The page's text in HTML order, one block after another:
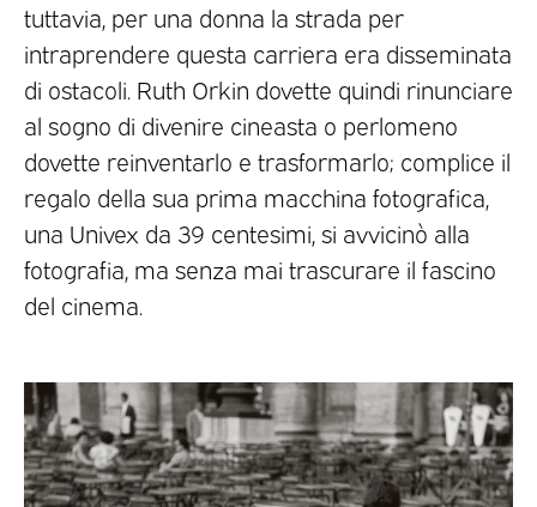
tuttavia, per una donna la strada per
intraprendere questa carriera era disseminata
di ostacoli. Ruth Orkin dovette quindi rinunciare
al sogno di divenire cineasta o perlomeno
dovette reinventarlo e trasformarlo; complice il
regalo della sua prima macchina fotografica,
una Univex da 39 centesimi, si avvicinò alla
fotografia, ma senza mai trascurare il fascino
del cinema.